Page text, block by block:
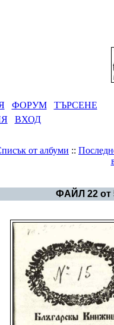
ФОРУМ
ТЪРСЕНЕ
ВХОД
от албуми ::
ФАЙЛ 22 от